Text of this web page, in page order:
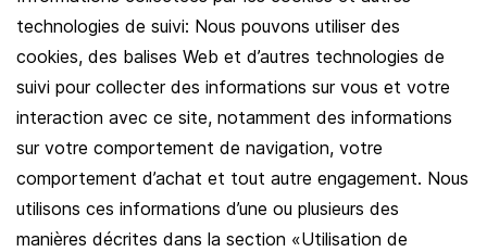
technologies de suivi: Nous pouvons utiliser des
cookies, des balises Web et d’autres technologies de
suivi pour collecter des informations sur vous et votre
interaction avec ce site, notamment des informations
sur votre comportement de navigation, votre
comportement d’achat et tout autre engagement. Nous
utilisons ces informations d’une ou plusieurs des
manières décrites dans la section «Utilisation de